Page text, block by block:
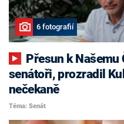
6 fotografií
senátoři, prozradil
nečekaně
Téma: Senát